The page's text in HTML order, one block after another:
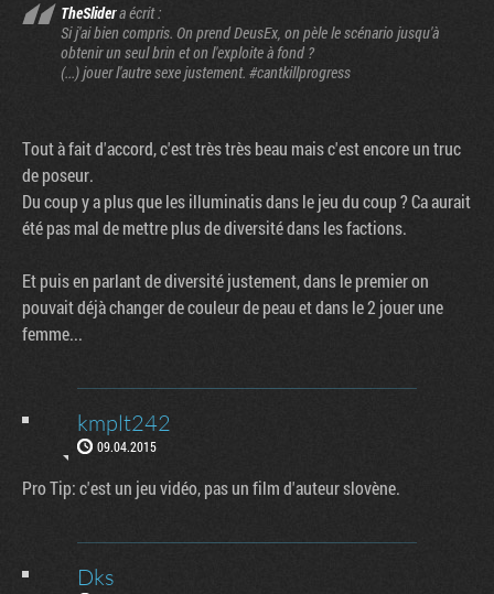
TheSlidera écrit :
Si j'ai bien compris. On prend DeusEx, on pèle le scénario jusqu'à
obtenir un seul brin et on l'exploite à fond ?
(...) jouer l'autre sexe justement. #cantkillprogress
Tout à fait d'accord, c'est très très beau mais c'est encore un truc
de poseur.
Du coup y a plus que les illuminatis dans le jeu du coup ? Ca aurait
été pas mal de mettre plus de diversité dans les factions.
Et puis en parlant de diversité justement, dans le premier on
pouvait déjà changer de couleur de peau et dans le 2 jouer une
femme...
kmplt242
09.04.2015
Pro Tip: c'est un jeu vidéo, pas un film d'auteur slovène.
Dks